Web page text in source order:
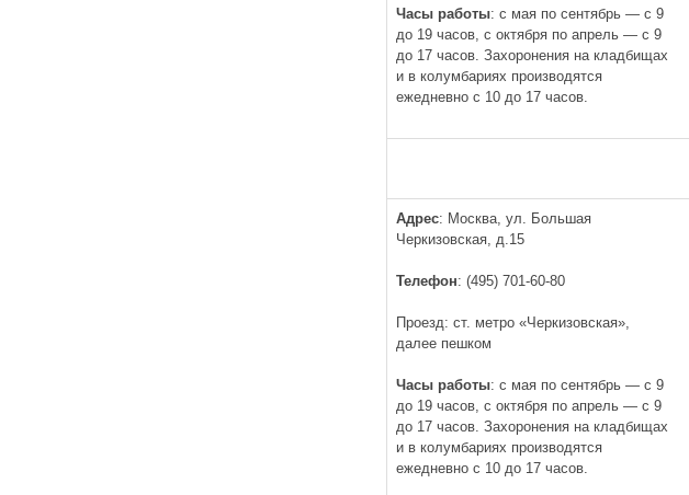
Часы работы: с мая по сентябрь — с 9
до 19 часов, с октября по апрель — с 9
до 17 часов. Захоронения на кладбищах
и в колумбариях производятся
ежедневно с 10 до 17 часов.
Адрес: Москва, ул. Большая
Черкизовская, д.15
Телефон: (495) 701-60-80
Проезд: ст. метро «Черкизовская»,
далее пешком
Часы работы: с мая по сентябрь — с 9
до 19 часов, с октября по апрель — с 9
до 17 часов. Захоронения на кладбищах
и в колумбариях производятся
ежедневно с 10 до 17 часов.